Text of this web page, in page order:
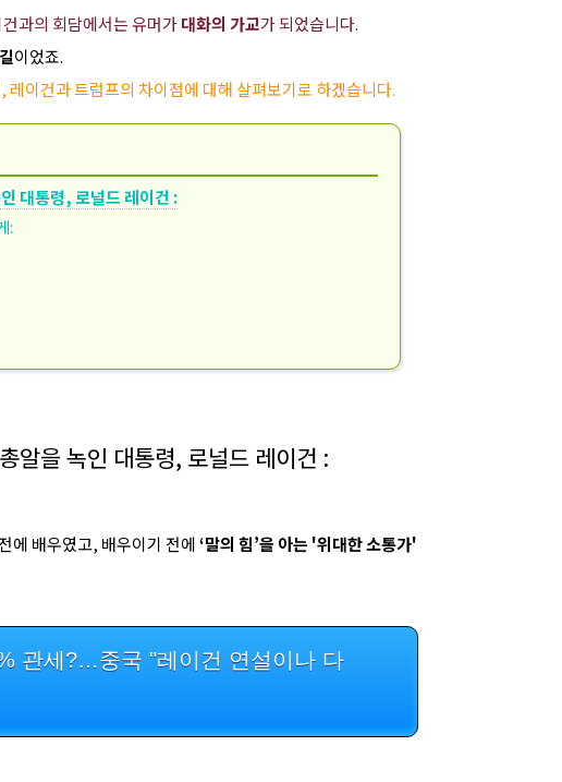
건과의 회담에서는 유머가대화의 가교가 되었습니다.
이었죠.
이건과 트럼프의 차이점에 대해 살펴보기로 하겠습니다.
대통령, 로널드 레이건 :
:
을 녹인 대통령, 로널드 레이건 :
에 배우였고, 배우이기 전에‘말의 힘’을 아는 '위대한 소통가'
관세?…중국 "레이건 연설이나 다